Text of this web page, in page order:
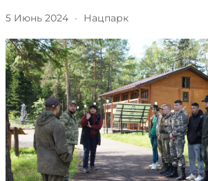
5 Июнь 2024 · Нацпарк